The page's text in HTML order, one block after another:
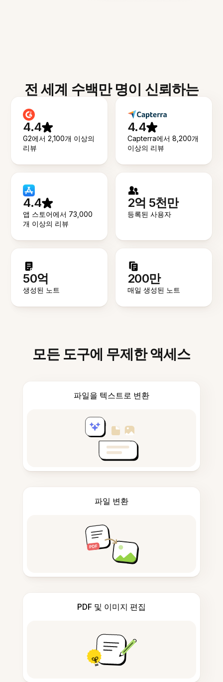
전 세계 수백만 명이 신뢰하는
4.4
G2에서 2,100개 이상의
리뷰
4.4
Capterra에서 8,200개
이상의 리뷰
4.4
앱 스토어에서 73,000
개 이상의 리뷰
2억 5천만
등록된 사용자
50억
생성된 노트
200만
매일 생성된 노트
모든 도구에 무제한 액세스
파일을 텍스트로 변환
파일 변환
PDF 및 이미지 편집